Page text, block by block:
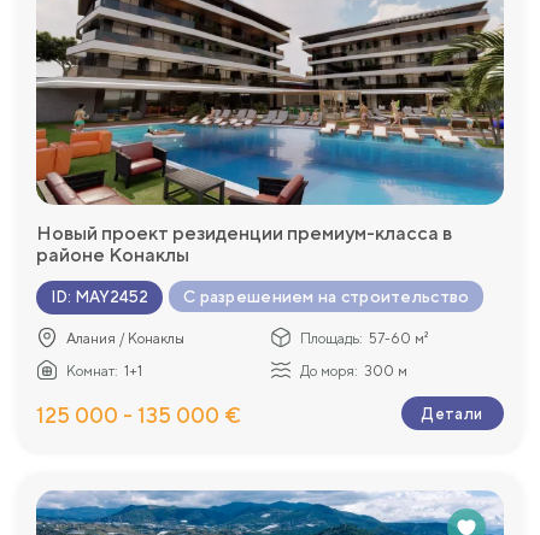
Новый проект резиденции премиум-класса в
районе Конаклы
ID: MAY2452 С разрешением на строительство
Алания / Конаклы Площадь: 57-60 м²
Комнат: 1+1 До моря: 300 м
125 000 - 135 000 € Детали